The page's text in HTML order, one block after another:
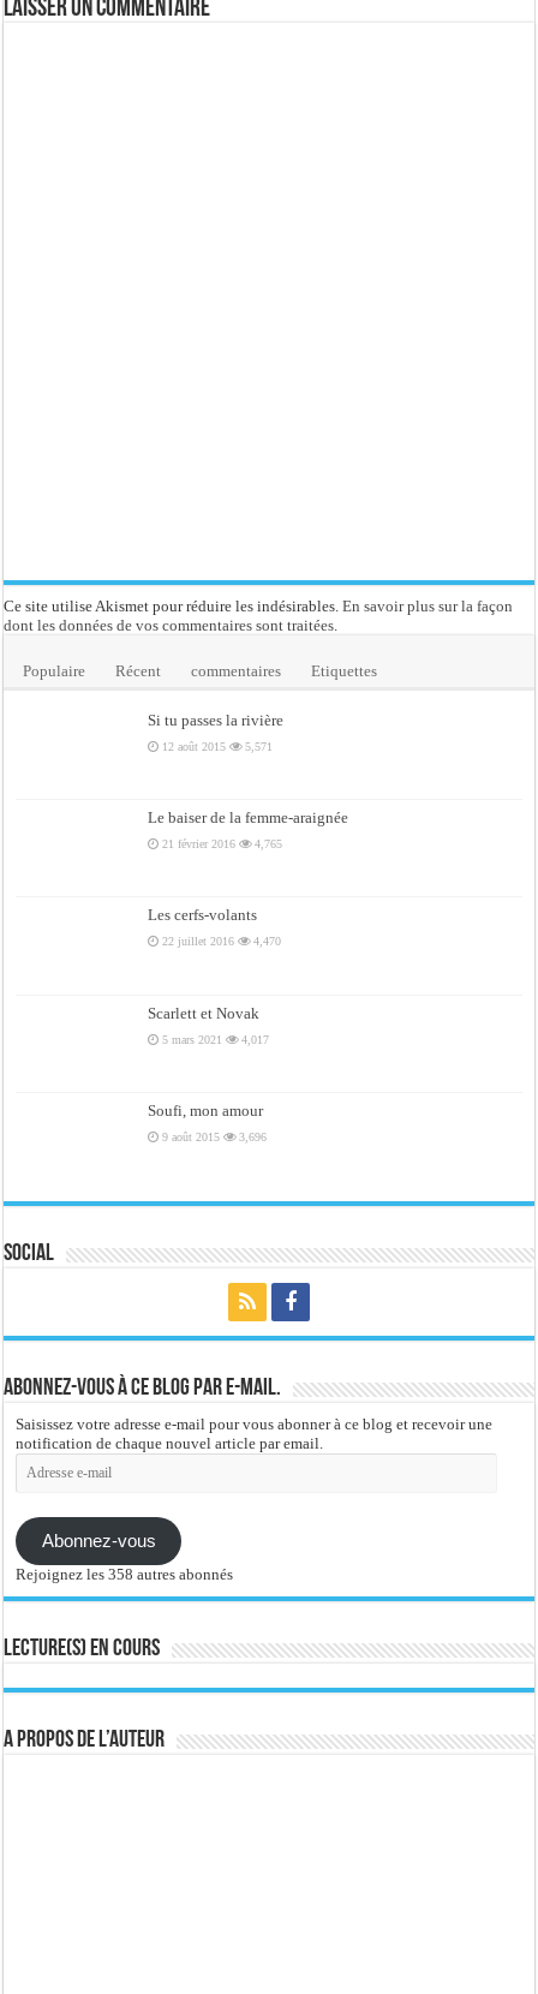
Laisser un commentaire
Ce site utilise Akismet pour réduire les indésirables.En savoir plus sur la façon
dont les données de vos commentaires sont traitées.
Populaire Récent commentaires Etiquettes
Si tu passes la rivière
12 août 2015 5,571
Le baiser de la femme-araignée
21 février 2016 4,765
Les cerfs-volants
22 juillet 2016 4,470
Scarlett et Novak
5 mars 2021 4,017
Soufi, mon amour
9 août 2015 3,696
Social
Abonnez-vous à ce blog par e-mail.
Saisissez votre adresse e-mail pour vous abonner à ce blog et recevoir une
notification de chaque nouvel article par email.
Adresse
e-
Abonnez-vous
Rejoignez les 358 autres abonnés
Lecture(s) en cours
A propos de l’auteur